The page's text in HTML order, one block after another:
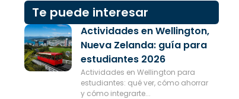
Te puede interesar
Actividades en Wellington,
Nueva Zelanda: guía para
estudiantes 2026
Actividades en Wellington para
estudiantes: qué ver, cómo ahorrar
y cómo integrarte...